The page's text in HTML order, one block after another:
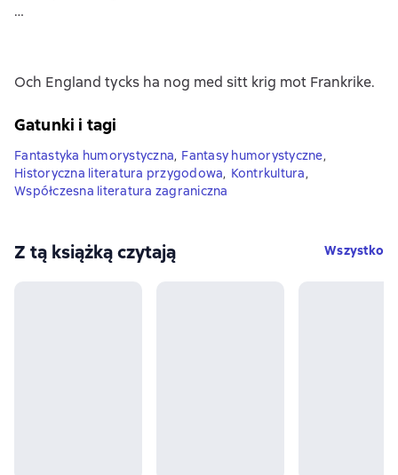
…
Och England tycks ha nog med sitt krig mot Frankrike.
Gatunki i tagi
Fantastyka humorystyczna, Fantasy humorystyczne,
Historyczna literatura przygodowa, Kontrkultura,
Współczesna literatura zagraniczna
Z tą książką czytają Wszystko